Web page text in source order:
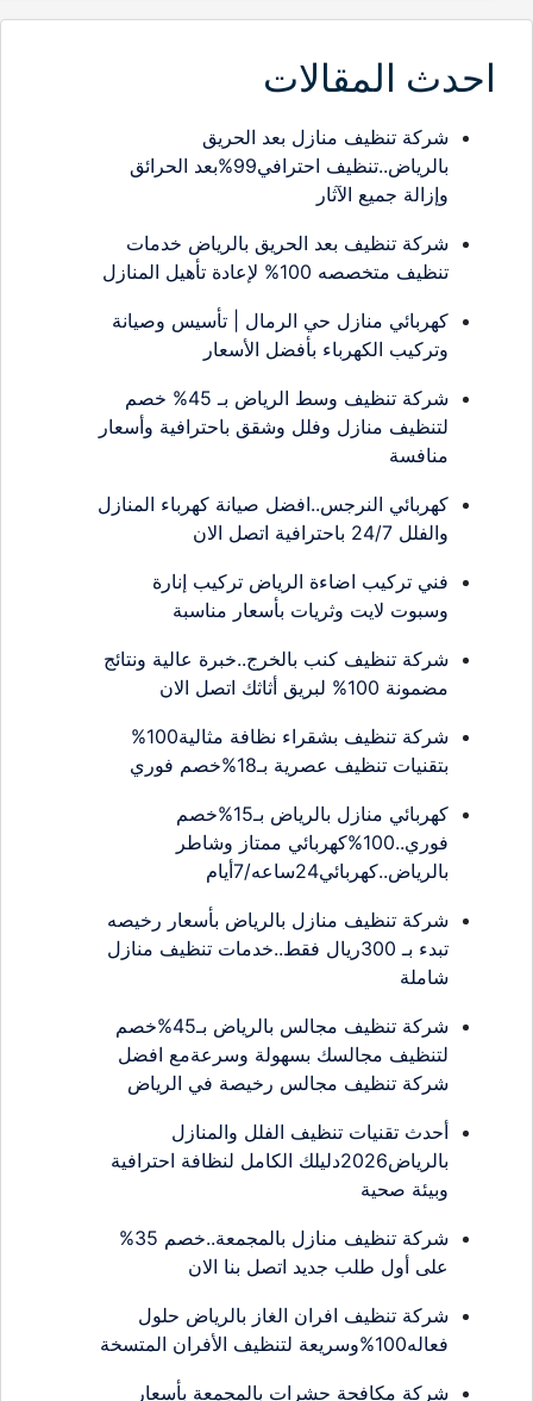
احدث المقالات
شركة تنظيف منازل بعد الحريق
بالرياض..تنظيف احترافي99%بعد الحرائق
وإزالة جميع الآثار
شركة تنظيف بعد الحريق بالرياض خدمات
تنظيف متخصصه 100% لإعادة تأهيل المنازل
كهربائي منازل حي الرمال | تأسيس وصيانة
وتركيب الكهرباء بأفضل الأسعار
شركة تنظيف وسط الرياض بـ 45% خصم
لتنظيف منازل وفلل وشقق باحترافية وأسعار
منافسة
كهربائي النرجس..افضل صيانة كهرباء المنازل
والفلل 24/7 باحترافية اتصل الان
فني تركيب اضاءة الرياض تركيب إنارة
وسبوت لايت وثريات بأسعار مناسبة
شركة تنظيف كنب بالخرج..خبرة عالية ونتائج
مضمونة 100% لبريق أثاثك اتصل الان
شركة تنظيف بشقراء نظافة مثالية100%
بتقنيات تنظيف عصرية بـ18%خصم فوري
كهربائي منازل بالرياض بـ15%خصم
فوري..100%كهربائي ممتاز وشاطر
بالرياض..كهربائي24ساعه/7أيام
شركة تنظيف منازل بالرياض بأسعار رخيصه
تبدء بـ 300ريال فقط..خدمات تنظيف منازل
شاملة
شركة تنظيف مجالس بالرياض بـ45%خصم
لتنظيف مجالسك بسهولة وسرعةمع افضل
شركة تنظيف مجالس رخيصة في الرياض
أحدث تقنيات تنظيف الفلل والمنازل
بالرياض2026دليلك الكامل لنظافة احترافية
وبيئة صحية
شركة تنظيف منازل بالمجمعة..خصم 35%
على أول طلب جديد اتصل بنا الان
شركة تنظيف افران الغاز بالرياض حلول
فعاله100%وسريعة لتنظيف الأفران المتسخة
شركة مكافحة حشرات بالمجمعة بأسعار